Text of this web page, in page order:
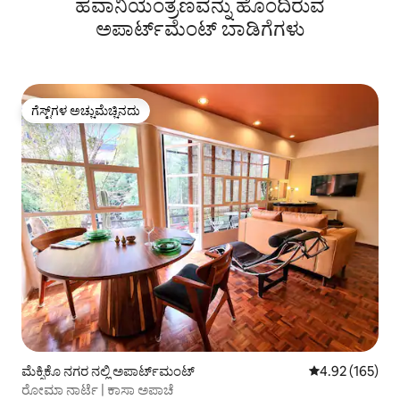
ಹವಾನಿಯಂತ್ರಣವನ್ನು ಹೊಂದಿರುವ
ಅಪಾರ್ಟ್‌ಮೆಂಟ್‌ ಬಾಡಿಗೆಗಳು
ಗೆಸ್ಟ್‌ಗಳ ಅಚ್ಚುಮೆಚ್ಚಿನದು
ಗೆಸ್ಟ್‌ಗಳ ಅಚ್ಚುಮೆಚ್ಚಿನದು
ಮೆಕ್ಸಿಕೊ ನಗರ ನಲ್ಲಿ ಅಪಾರ್ಟ್‌ಮಂಟ್ 5 ರಲ್ಲಿ 4.92
4.92 (165)
ರೋಮಾ ನಾರ್ಟೆ | ಕಾಸಾ ಅಪಾಚೆ